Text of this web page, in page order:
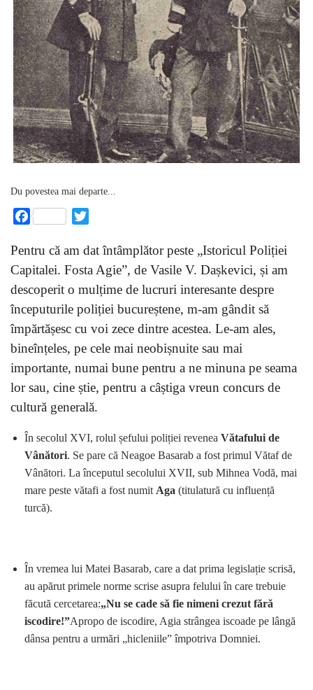
Du povestea mai departe...
Facebook
Pentru că am dat întâmplător peste „Istoricul Poliției
Capitalei. Fosta Agie”, de Vasile V. Dașkevici, și am
descoperit o mulțime de lucruri interesante despre
începuturile poliției bucureștene, m-am gândit să
împărtășesc cu voi zece dintre acestea. Le-am ales,
bineînțeles, pe cele mai neobișnuite sau mai
importante, numai bune pentru a ne minuna pe seama
lor sau, cine știe, pentru a câștiga vreun concurs de
cultură generală.
În secolul XVI, rolul șefului poliției revenea Vătafului de
Vânători. Se pare că Neagoe Basarab a fost primul Vătaf de
Vânători. La începutul secolului XVII, sub Mihnea Vodă, mai
mare peste vătafi a fost numit Aga (titulatură cu influență
turcă).
În vremea lui Matei Basarab, care a dat prima legislație scrisă,
au apărut primele norme scrise asupra felului în care trebuie
făcută cercetarea:„Nu se cade să fie nimeni crezut fără
iscodire!”Apropo de iscodire, Agia strângea iscoade pe lângă
dânsa pentru a urmări „hicleniile” împotriva Domniei.